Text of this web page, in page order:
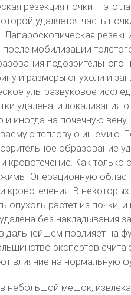
резекция почки – это
удаляется часть
мобилизации
подозрительного
и размеры опухоли и
ультразвуковое
удалена, и локализация
иногда на почечную
тепловую ишемию.
образование
кровотечение. Как только
Операционную
кровотечения. В некоторых
опухоль растет из почки,
без накладывания
дальнейшем повлияет на
экспертов
влияние на нормальную
небольшой мешок,